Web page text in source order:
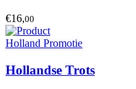
€16,00
Holland Promotie
Hollandse Trots